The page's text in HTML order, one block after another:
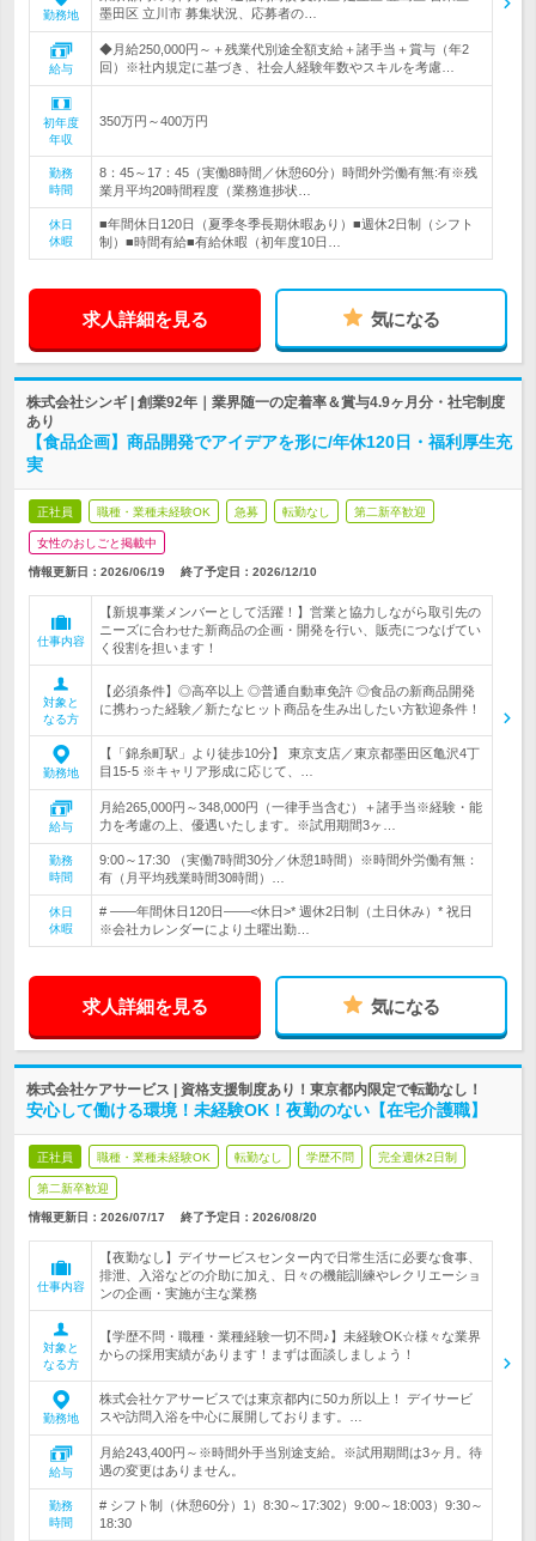
勤務地
墨田区 立川市 募集状況、応募者の…
給与
◆月給250,000円～＋残業代別途全額支給＋諸手当＋賞与（年2
回）※社内規定に基づき、社会人経験年数やスキルを考慮…
初年度
年収
350万円～400万円
勤務
時間
8：45～17：45（実働8時間／休憩60分）時間外労働有無:有※残
業月平均20時間程度（業務進捗状…
休日
休暇
■年間休日120日（夏季冬季長期休暇あり）■週休2日制（シフト
制）■時間有給■有給休暇（初年度10日…
求人詳細を見る 気になる
株式会社シンギ | 創業92年｜業界随一の定着率＆賞与4.9ヶ月分・社宅制度
あり
【食品企画】商品開発でアイデアを形に/年休120日・福利厚生充
実
正社員 職種・業種未経験OK 急募 転勤なし 第二新卒歓迎
女性のおしごと掲載中
情報更新日：2026/06/19 終了予定日： 2026/12/10
仕事内容
【新規事業メンバーとして活躍！】営業と協力しながら取引先の
ニーズに合わせた新商品の企画・開発を行い、販売につなげてい
く役割を担います！
対象と
なる方
【必須条件】◎高卒以上 ◎普通自動車免許 ◎食品の新商品開発
に携わった経験／新たなヒット商品を生み出したい方歓迎条件！
勤務地
【「錦糸町駅」より徒歩10分】 東京支店／東京都墨田区亀沢4丁
目15-5 ※キャリア形成に応じて、…
給与
月給265,000円～348,000円（一律手当含む）＋諸手当※経験・能
力を考慮の上、優遇いたします。※試用期間3ヶ…
勤務
時間
9:00～17:30 （実働7時間30分／休憩1時間）※時間外労働有無：
有（月平均残業時間30時間）…
休日
休暇
# ――年間休日120日――<休日>* 週休2日制（土日休み）* 祝日
※会社カレンダーにより土曜出勤…
求人詳細を見る 気になる
株式会社ケアサービス | 資格支援制度あり！東京都内限定で転勤なし！
安心して働ける環境！未経験OK！夜勤のない【在宅介護職】
正社員 職種・業種未経験OK 転勤なし 学歴不問 完全週休2日制
第二新卒歓迎
情報更新日：2026/07/17 終了予定日： 2026/08/20
仕事内容
【夜勤なし】デイサービスセンター内で日常生活に必要な食事、
排泄、入浴などの介助に加え、日々の機能訓練やレクリエーショ
ンの企画・実施が主な業務
対象と
なる方
【学歴不問・職種・業種経験一切不問♪】未経験OK☆様々な業界
からの採用実績があります！まずは面談しましょう！
勤務地
株式会社ケアサービスでは東京都内に50カ所以上！ デイサービ
スや訪問入浴を中心に展開しております。…
給与
月給243,400円～※時間外手当別途支給。※試用期間は3ヶ月。待
遇の変更はありません。
勤務
時間
# シフト制（休憩60分）1）8:30～17:302）9:00～18:003）9:30～
18:30